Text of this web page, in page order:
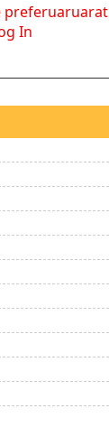
preferuaruarat
In